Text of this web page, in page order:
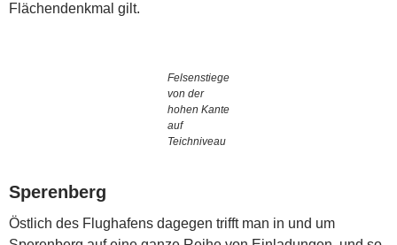
Flächendenkmal gilt.
Felsenstiege
von der
hohen Kante
auf
Teichniveau
Sperenberg
Östlich des Flughafens dagegen trifft man in und um